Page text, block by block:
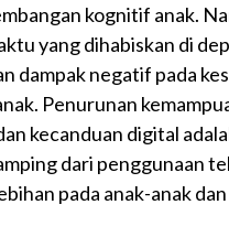
kognitif anak.
yang dihabiskan di
dampak negatif pada
Penurunan
kecanduan digital
dari penggunaan
pada anak-anak